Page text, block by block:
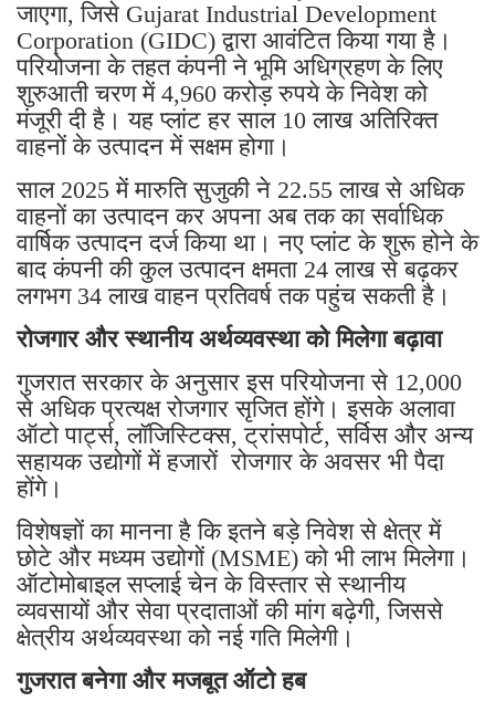
जाएगा, जिसे Gujarat Industrial Development
Corporation (GIDC) द्वारा आवंटित किया गया है।
परियोजना के तहत कंपनी ने भूमि अधिग्रहण के लिए
शुरुआती चरण में 4,960 करोड़ रुपये के निवेश को
मंजूरी दी है। यह प्लांट हर साल 10 लाख अतिरिक्त
वाहनों के उत्पादन में सक्षम होगा।
साल 2025 में मारुति सुजुकी ने 22.55 लाख से अधिक
वाहनों का उत्पादन कर अपना अब तक का सर्वाधिक
वार्षिक उत्पादन दर्ज किया था। नए प्लांट के शुरू होने के
बाद कंपनी की कुल उत्पादन क्षमता 24 लाख से बढ़कर
लगभग 34 लाख वाहन प्रतिवर्ष तक पहुंच सकती है।
रोजगार और स्थानीय अर्थव्यवस्था को मिलेगा बढ़ावा
गुजरात सरकार के अनुसार इस परियोजना से 12,000
से अधिक प्रत्यक्ष रोजगार सृजित होंगे। इसके अलावा
ऑटो पार्ट्स, लॉजिस्टिक्स, ट्रांसपोर्ट, सर्विस और अन्य
सहायक उद्योगों में हजारों रोजगार के अवसर भी पैदा
होंगे।
विशेषज्ञों का मानना है कि इतने बड़े निवेश से क्षेत्र में
छोटे और मध्यम उद्योगों (MSME) को भी लाभ मिलेगा।
ऑटोमोबाइल सप्लाई चेन के विस्तार से स्थानीय
व्यवसायों और सेवा प्रदाताओं की मांग बढ़ेगी, जिससे
क्षेत्रीय अर्थव्यवस्था को नई गति मिलेगी।
गुजरात बनेगा और मजबूत ऑटो हब